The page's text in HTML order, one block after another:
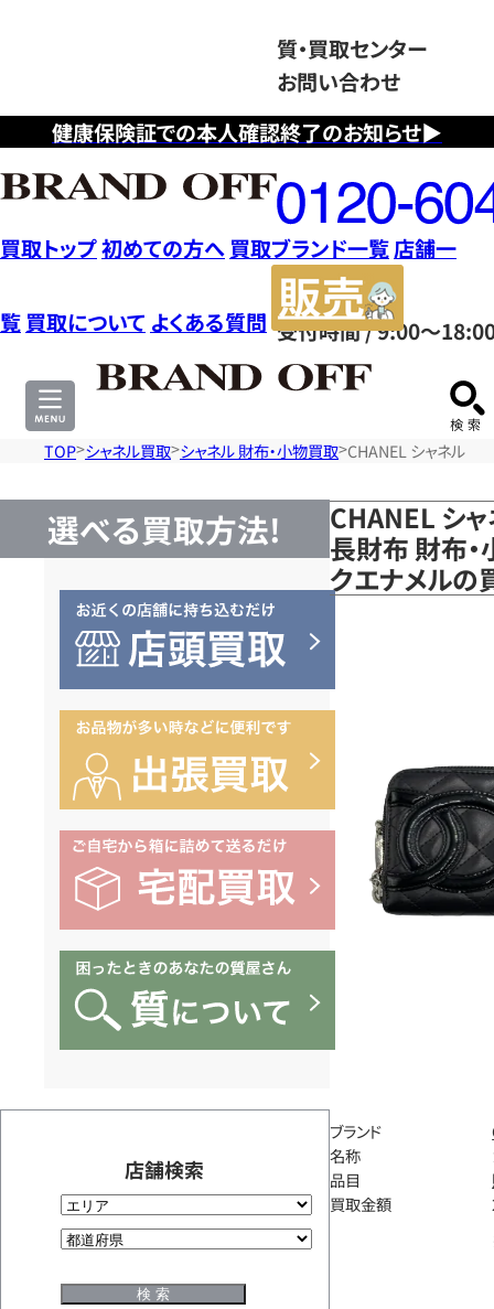
健康保険証での本人確認終了のお知らせ▶
質・買取センター
お問い合わせ
フ
リ
ー
ダ
イ
ヤ
ル
0120604117
受付時間 / 9:00～
買取トップ初めての方へ 買取ブランド一覧店舗一
覧 買取について よくある質問
サ
TOP シャネル買取 シャネル 財布・小物買取 CHANEL シャネル カ
選べる買取方法!
店舗検索
CHANEL シ
長財布 財布・
クエナメルの
ブランド
名称
品目
買取金額